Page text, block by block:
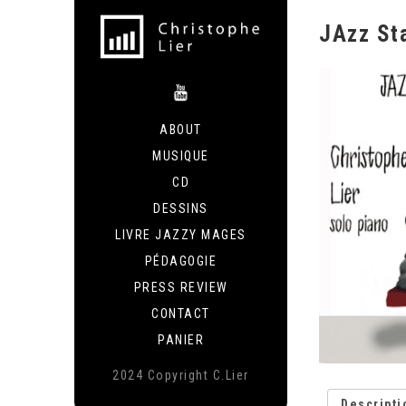
ABOUT
MUSIQUE
CD
DESSINS
LIVRE JAZZY MAGES
PÉDAGOGIE
PRESS REVIEW
CONTACT
PANIER
2024 Copyright C.Lier
JAzz